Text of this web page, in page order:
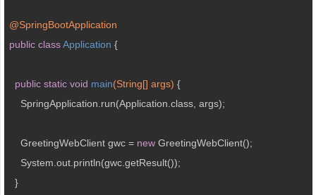
@SpringBootApplication
public classApplication {
public static void main(String[] args) {
    SpringApplication.run(Application.class, args);
    GreetingWebClient gwc =
new GreetingWebClient();
    System.out.println(gwc.getResult());
  }